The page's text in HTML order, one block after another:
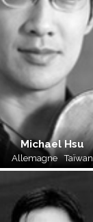
Michael Hsu
Allemagne Taïwan